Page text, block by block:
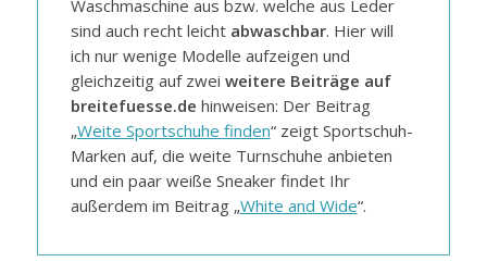
Waschmaschine aus bzw. welche aus Leder
sind auch recht leicht abwaschbar. Hier will
ich nur wenige Modelle aufzeigen und
gleichzeitig auf zwei weitere Beiträge auf
breitefuesse.de hinweisen: Der Beitrag
„Weite Sportschuhe finden“ zeigt Sportschuh-
Marken auf, die weite Turnschuhe anbieten
und ein paar weiße Sneaker findet Ihr
außerdem im Beitrag „White and Wide“.